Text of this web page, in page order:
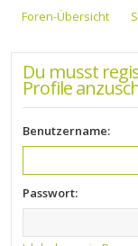
Foren-Übersicht
Du musst
Profile
Benutzername:
Passwort: